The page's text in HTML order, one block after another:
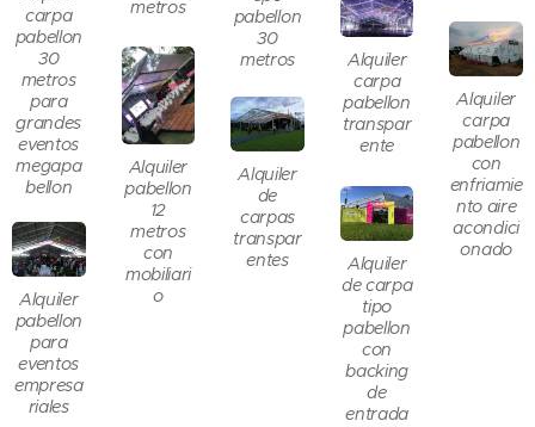
metros
pabellon
30
metros
carpa
pabellon
30
metros
para
grandes
eventos
megapa
bellon
Alquiler
carpa
pabellon
transpar
ente
Alquiler
carpa
pabellon
con
enfriamie
nto aire
acondici
onado
Alquiler
pabellon
12
metros
con
mobiliari
o
Alquiler
de
carpas
transpar
entes
Alquiler
de carpa
tipo
pabellon
con
backing
de
entrada
Alquiler
pabellon
para
eventos
empresa
riales